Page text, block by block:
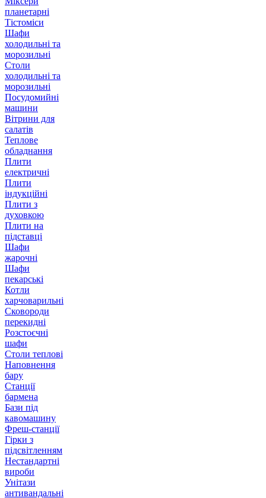
планетарні
Тістоміси
Шафи
холодильні та
морозильні
Столи
холодильні та
морозильні
Посудомийні
машини
Вітрини для
салатів
Теплове
обладнання
Плити
електричні
Плити
індукційні
Плити з
духовкою
Плити на
підставці
Шафи
жарочні
Шафи
пекарські
Котли
харчоварильні
Сковороди
перекидні
Розстоєчні
шафи
Столи теплові
Наповнення
бару
Станції
бармена
Бази під
кавомашину
Фреш-станції
Гірки з
підсвітленням
Нестандартні
вироби
Унітази
антивандальні